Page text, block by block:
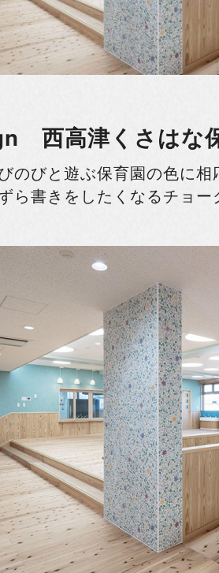
西高津くさはな
のびと遊ぶ保育園の色に
ら書きをしたくなるチョ